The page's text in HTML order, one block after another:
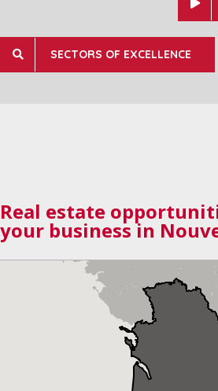
SECTORS OF EXCELLENCE
Real estate
your business in